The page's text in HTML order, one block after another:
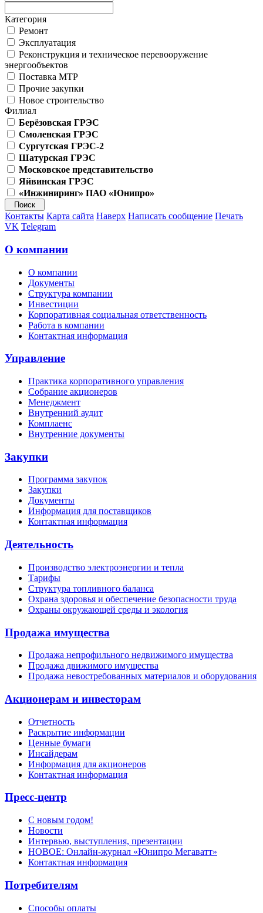
Категория
Ремонт
Эксплуатация
Реконструкция и техническое перевооружение
энергообъектов
Поставка МТР
Прочие закупки
Новое строительство
Филиал
Берёзовская ГРЭС
Смоленская ГРЭС
Сургутская ГРЭС-2
Шатурская ГРЭС
Московское представительство
Яйвинская ГРЭС
«Инжиниринг» ПАО «Юнипро»
Контакты Карта сайта Наверх Написать сообщение Печать
VK Telegram
О компании
О компании
Документы
Структура компании
Инвестиции
Корпоративная социальная ответственность
Работа в компании
Контактная информация
Управление
Практика корпоративного управления
Собрание акционеров
Менеджмент
Внутренний аудит
Комплаенс
Внутренние документы
Закупки
Программа закупок
Закупки
Документы
Информация для поставщиков
Контактная информация
Деятельность
Производство электроэнергии и тепла
Тарифы
Структура топливного баланса
Охрана здоровья и обеспечение безопасности труда
Охраны окружающей среды и экология
Продажа имущества
Продажа непрофильного недвижимого имущества
Продажа движимого имущества
Продажа невостребованных материалов и оборудования
Акционерам и инвесторам
Отчетность
Раскрытие информации
Ценные бумаги
Инсайдерам
Информация для акционеров
Контактная информация
Пресс-центр
С новым годом!
Новости
Интервью, выступления, презентации
НОВОЕ: Онлайн-журнал «Юнипро Мегаватт»
Контактная информация
Потребителям
Способы оплаты